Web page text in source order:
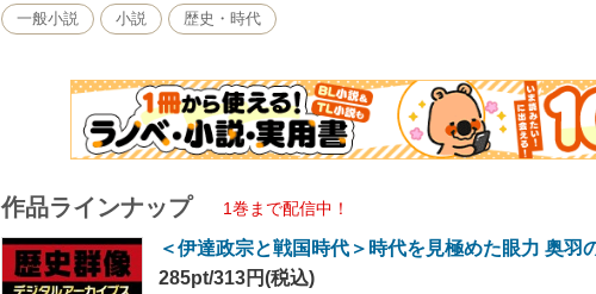
一般小説 小説 歴史・時代
作品ラインナップ 1巻まで配信中！
＜伊達政宗と戦国時代＞時代を見極めた眼力 奥羽
285pt/313円(税込)